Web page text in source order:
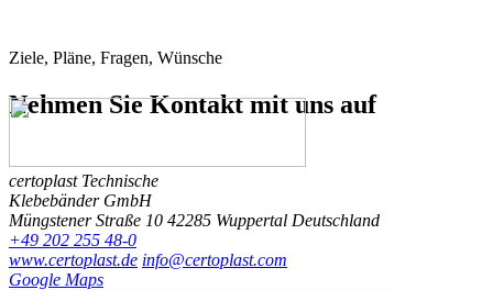
Ziele, Pläne, Fragen, Wünsche
Nehmen Sie Kontaktmit uns auf
certoplast Technische
Klebebänder GmbH
Müngstener Straße 10 42285 Wuppertal Deutschland
+49 202 255 48-0
www.certoplast.de info@certoplast.com
Google Maps